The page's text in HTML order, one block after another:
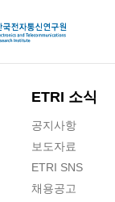
ETRI 소식
공지사항
보도자료
ETRI SNS
채용공고